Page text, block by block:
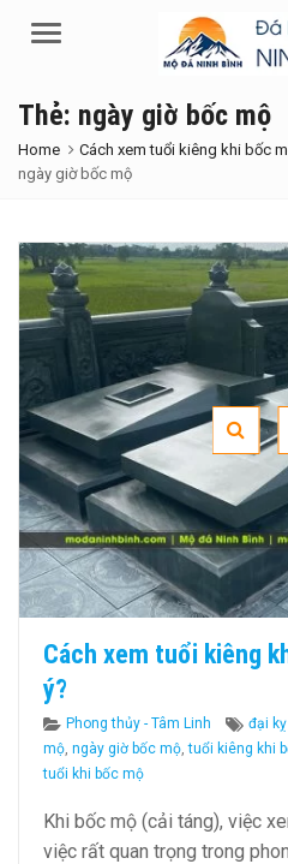
Menu
Thẻ: ngày giờ bốc mộ
Home Cách xem tuổi kiêng khi bốc
ngày giờ bốc mộ
Cách xem tuổi kiêng
ý?
Categories
Phong thủy - Tâm Linh Tags
đại
mộ, ngày giờ bốc mộ,tuổi kiêng khi
tuổi khi bốc mộ
Khi bốc mộ (cải táng), việc
việc rất quan trọng trong